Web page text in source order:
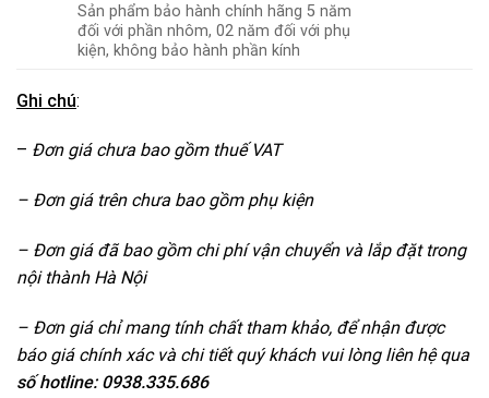
Sản phẩm bảo hành chính hãng 5 năm
đối với phần nhôm, 02 năm đối với phụ
kiện, không bảo hành phần kính
Ghi chú:
– Đơn giá chưa bao gồm thuế VAT
– Đơn giá trên chưa bao gồm phụ kiện
– Đơn giá đã bao gồm chi phí vận chuyển và lắp đặt trong
nội thành Hà Nội
– Đơn giá chỉ mang tính chất tham khảo, để nhận được
báo giá chính xác và chi tiết quý khách vui lòng liên hệ qua
số hotline: 0938.335.686